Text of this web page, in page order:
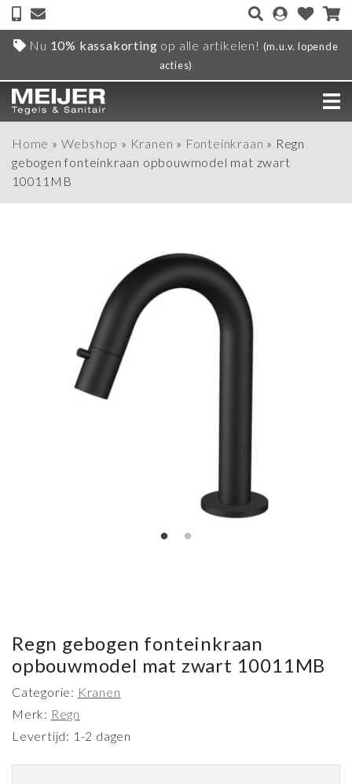
Nu 10% kassakorting op alle artikelen! (m.u.v. lopende
acties)
Home » Webshop » Kranen » Fonteinkraan » Regn
gebogen fonteinkraan opbouwmodel mat zwart
10011MB
Regn gebogen fonteinkraan
opbouwmodel mat zwart 10011MB
Categorie: Kranen
Merk: Regn
Levertijd: 1-2 dagen